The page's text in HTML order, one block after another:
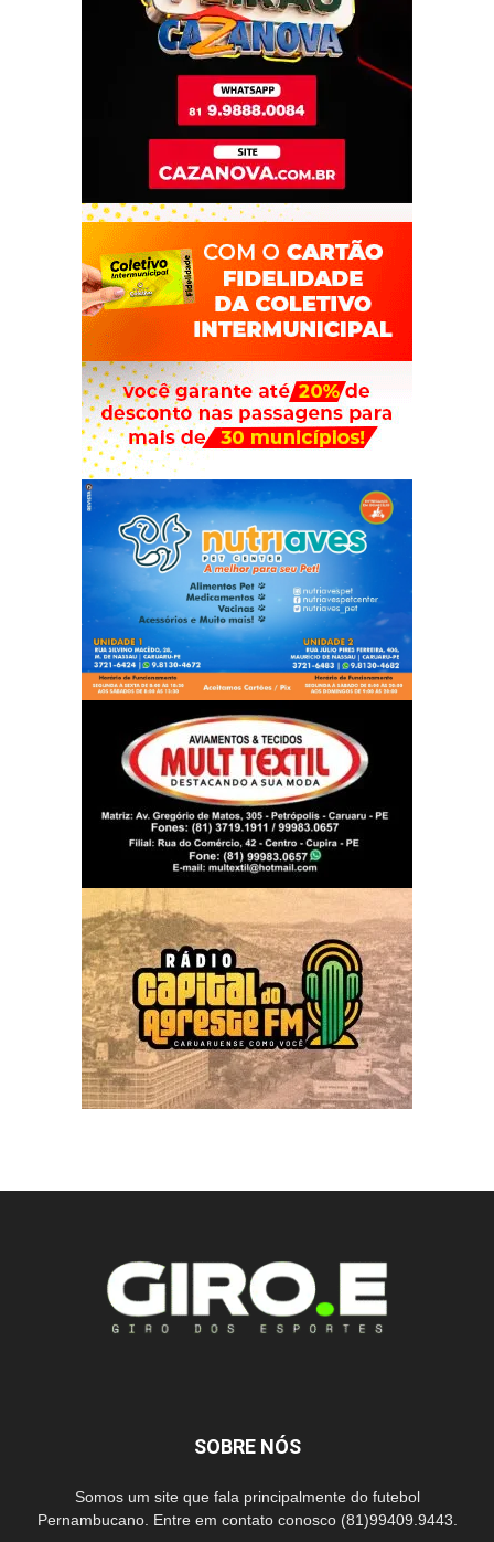
SOBRE NÓS
Somos um site que fala principalmente do futebol
Pernambucano. Entre em contato conosco (81)99409.9443.